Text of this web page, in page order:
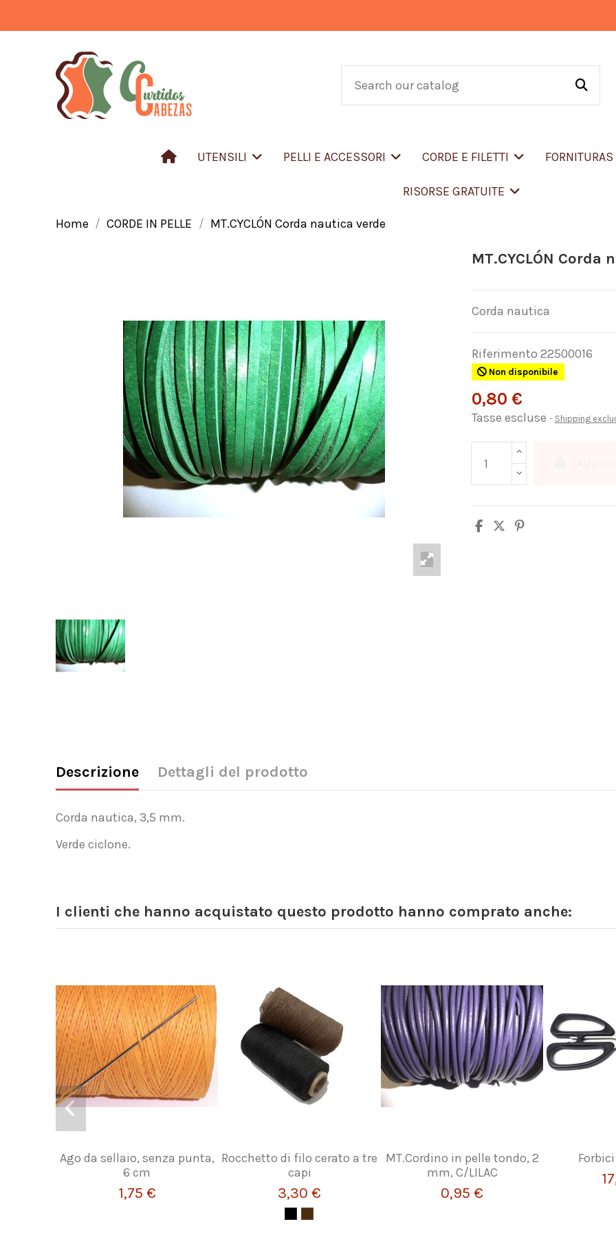
UTENSILI PELLI E ACCESSORI CORDE E FILETTI FORNITURAS
RISORSE GRATUITE
Home CORDE IN PELLE MT.CYCLÓN Corda nautica verde
MT.CYCLÓN Corda
Corda nautica
Riferimento 22500016
Non disponibile
0,80 €
Tasse escluse Shipping
Descrizione Dettagli del prodotto
Corda nautica, 3,5 mm.
Verde ciclone.
I clienti che hanno acquistato questo prodotto hanno comprato anche:
Ago da sellaio, senza punta,
6 cm
1,75 €
Rocchetto di filo cerato a tre
capi
3,30 €
MT.Cordino in pelle tondo, 2
mm, C/LILAC
0,95 €